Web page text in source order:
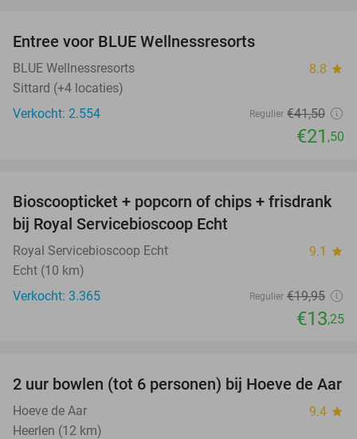
Entree voor BLUE Wellnessresorts
BLUE Wellnessresorts 8.8 star
Sittard (+4 locaties)
Verkocht: 2.554
Regulier €41,50
€21 ,50
34%
Bioscoopticket + popcorn of chips + frisdrank
bij Royal Servicebioscoop Echt
Royal Servicebioscoop Echt 9.1 star
Echt (10 km)
Verkocht: 3.365
Regulier €19,95
€13,25
50%
2 uur bowlen (tot 6 personen) bij Hoeve de Aar
Hoeve de Aar 9.4 star
Heerlen (12 km)